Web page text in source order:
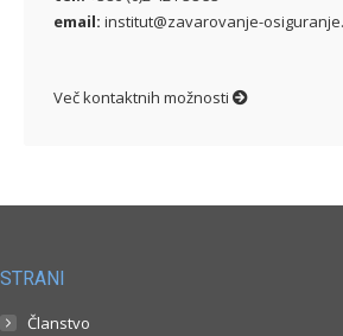
email: institut@zavarovanje-
Več kontaktnih možnosti
STRANI
Članstvo